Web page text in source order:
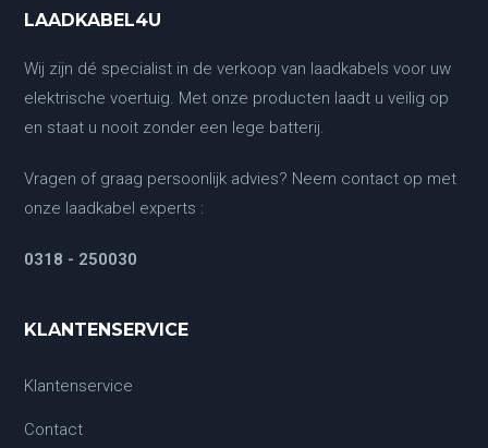
LAADKABEL4U
Wij zijn dé specialist in de verkoop van laadkabels voor uw
elektrische voertuig. Met onze producten laadt u veilig op
en staat u nooit zonder een lege batterij.
Vragen of graag persoonlijk advies? Neem contact op met
onze laadkabel experts :
0318 - 250030
KLANTENSERVICE
Klantenservice
Contact